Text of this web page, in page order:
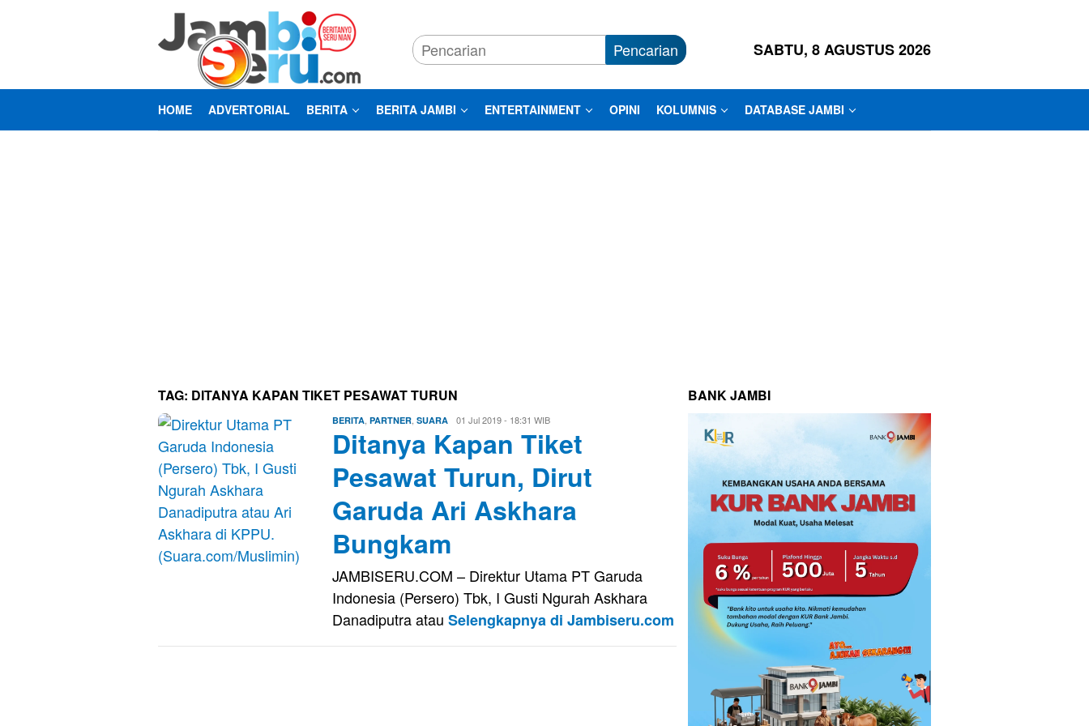
Pencarian SABTU, 8 AGUSTUS 2026
HOME ADVERTORIAL BERITA BERITA JAMBI ENTERTAINMENT OPINI KOLUMNIS DATABASE JAMBI
TAG: DITANYA KAPAN TIKET PESAWAT TURUN
BERITA PARTNER SUARA Eri
Saputra
01 Jul 2019 - 18:31 WIB
Ditanya Kapan Tiket
Pesawat Turun, Dirut
Garuda Ari Askhara
Bungkam
JAMBISERU.COM – Direktur Utama PT Garuda
Indonesia (Persero) Tbk, I Gusti Ngurah Askhara
Danadiputra atau Selengkapnya di Jambiseru.com
BANK JAMBI